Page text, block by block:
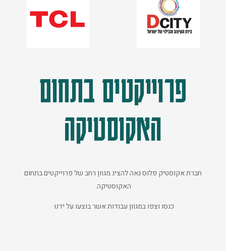
פרוייקטים בתחום
האקוסטיקה
חברת אקוסטיק פלוס גאה להציג מגוון רחב של פרוייקטים בתחום
האקוסטיקה.
כנסו וצפו במגוון עבודות אשר בוצעו על ידנו